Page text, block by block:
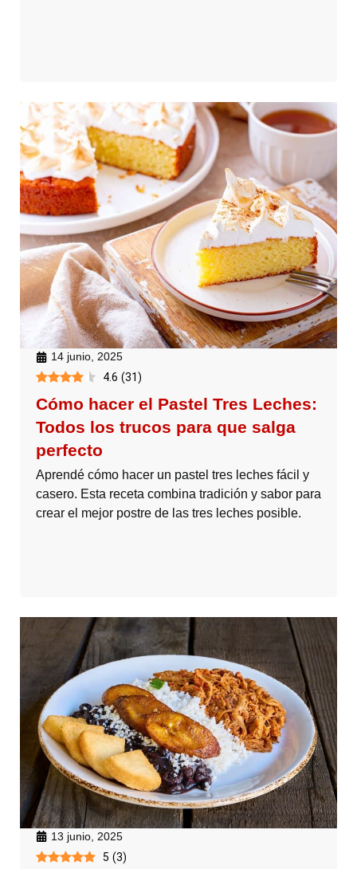
14 junio, 2025
4.6 (31)
Cómo hacer el Pastel Tres Leches:
Todos los trucos para que salga
perfecto
Aprendé cómo hacer un pastel tres leches fácil y
casero. Esta receta combina tradición y sabor para
crear el mejor postre de las tres leches posible.
13 junio, 2025
5 (3)